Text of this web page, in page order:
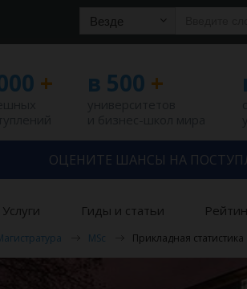
Везде
+ в 500 +
ОЦЕНИТЕ ШАНСЫ НА
Услуги Гиды и статьи
MSc Прикладная статистика